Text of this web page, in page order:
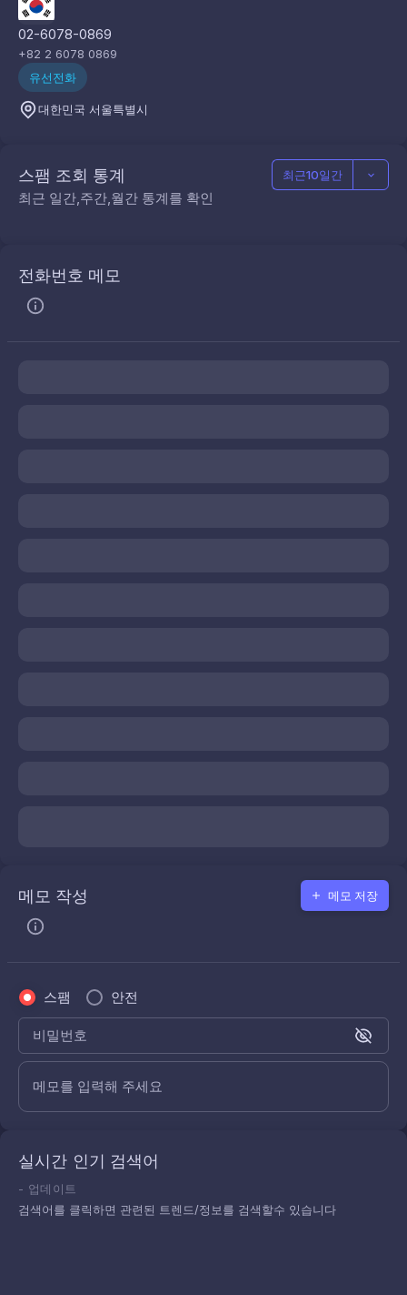
02-6078-0869
+82 2 6078 0869
유선전화
대한민국 서울특별시
스팸 조회 통계
최근 일간,주간,월간 통계를 확인
최근10일간
전화번호 메모
메모 작성 메모 저장
스팸 안전
비밀번호
메모를 입력해 주세요
실시간 인기 검색어
- 업데이트
검색어를 클릭하면 관련된 트렌드/정보를 검색할수 있습니다